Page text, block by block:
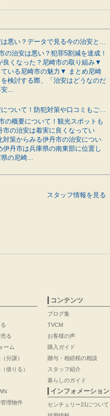
尼崎市の治安は悪い？データで見る今の治安と行政の防犯対策をご紹介
の治安は悪い？犯罪5割減を達成！
くなった？尼崎市の取り組み▼
いる尼崎市の魅力▼ まとめ尼崎
検討する際、「治安はどうなのだ
...
伊丹市の治安について！防犯対策や口コミもご紹介
の概要について！観光スポットも
の治安は着実に良くなってい
策からみる伊丹市の治安につい
丹市は兵庫県の南東部に位置し
の尼崎...
スタッフ情報を見る
る
ーム
分譲）
借りる）
理物件
コンテンツ
ブログ集
TVCM
お客様の声
購入ガイド
贈与・相続税の相談
スタッフ紹介
暮らしのガイド
インフォメーション
センチュリー21について